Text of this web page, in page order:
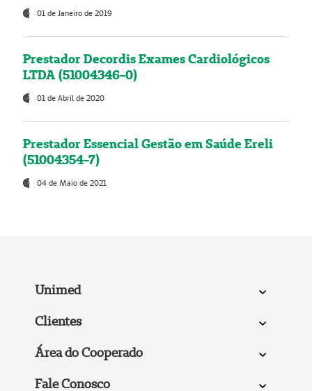
01 de Janeiro de 2019
Prestador Decordis Exames Cardiológicos
LTDA (51004346-0)
01 de Abril de 2020
Prestador Essencial Gestão em Saúde Ereli
(51004354-7)
04 de Maio de 2021
Unimed
Clientes
Área do Cooperado
Fale Conosco